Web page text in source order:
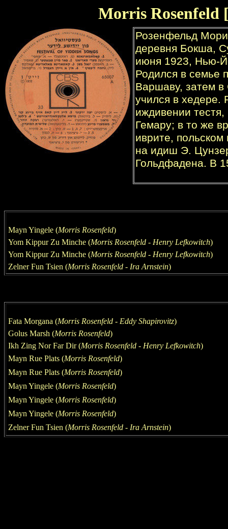
MorrisRosenfeld
Mayn Yingele (Morris Rosenfeld)
Yom Kippur Zu Minche (Morris Rosenfeld - Henry Lefkowitch)
Yom Kippur Zu Minche (Morris Rosenfeld - Henry Lefkowitch)
Zelner Fun Tsien (Morris Rosenfeld - Ira Arnstein)
Fata Morgana (Morris Rosenfeld - Eddy Shapirovitz)
Golus Marsh (Morris Rosenfeld)
Ikh Zing Nor Far Dir (Morris Rosenfeld - Henry Lefkowitch)
Mayn Rue Plats (Morris Rosenfeld)
Mayn Rue Plats (Morris Rosenfeld)
Mayn Yingele (Morris Rosenfeld)
Mayn Yingele (Morris Rosenfeld)
Mayn Yingele (Morris Rosenfeld)
Zelner Fun Tsien (Morris Rosenfeld - Ira Arnstein)